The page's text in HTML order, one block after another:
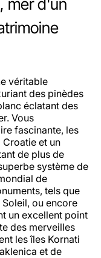
véritable
des pinèdes
éclatant des
Vous
fascinante, les
Croatie et un
de plus de
système de
de
tels que
Soleil, ou encore
un excellent point
des merveilles
les îles Kornati
et de